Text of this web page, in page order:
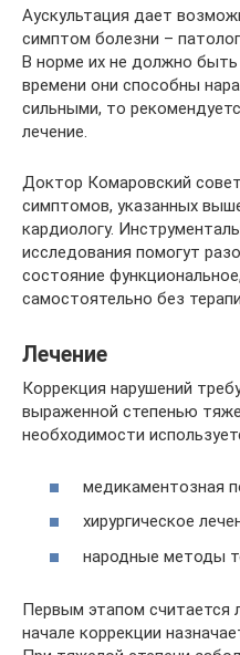
Аускультация дает
симптом болезни –
В норме их не должно быть
времени они способны
сильными, то
лечение.
Доктор Комаровский
симптомов, указанных
кардиологу.
исследования помогут
состояние
самостоятельно без
Лечение
Коррекция нарушений
выраженной степенью
необходимости
медикаментозная
хирургическое
народные методы
Первым этапом считается
начале коррекции